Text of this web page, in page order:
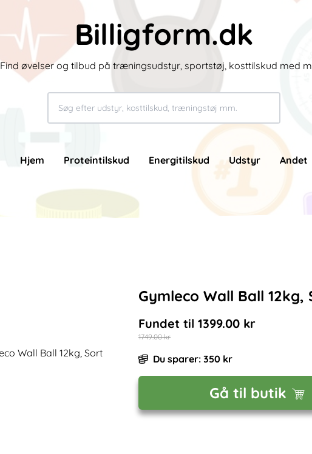
Billigform.dk
Find øvelser og tilbud på træningsudstyr, sportstøj, kosttilskud med
Hjem Proteintilskud Energitilskud Udstyr Andet
Gymleco Wall Ball 12kg,
Fundet til 1399.00 kr
1749.00kr
Du sparer: 350 kr
Gå til butik